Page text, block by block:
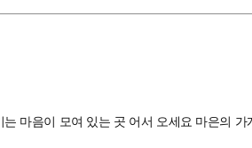
마음이 모여 있는 곳 어서 오세요 마은의